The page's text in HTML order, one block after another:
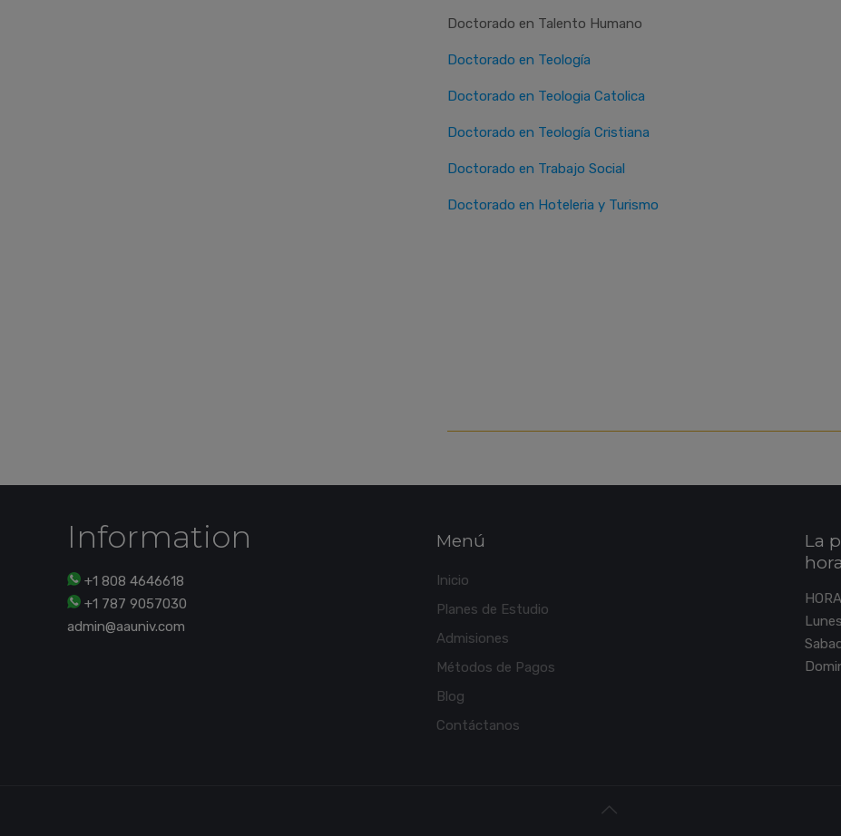
Doctorado en Talento Humano
Doctorado en Teología
Doctorado en Teologia Catolica
Doctorado en Teología Cristiana
Doctorado en Trabajo Social
Doctorado en Hoteleria y Turismo
Information
+1 808 4646618
+1 787 9057030
admin@aauniv.com
Menú
Inicio
Planes de Estudio
Admisiones
Métodos de Pagos
Blog
Contáctanos
La